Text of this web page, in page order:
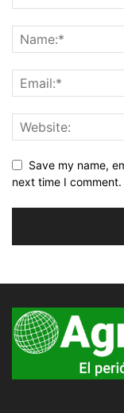
Save my name,
next time I comment.